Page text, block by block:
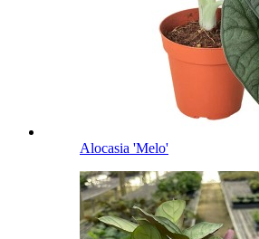
Alocasia 'Melo'